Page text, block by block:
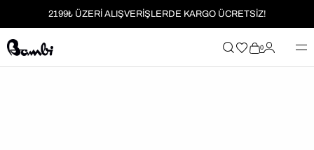
2199₺ ÜZERİ ALIŞVERİŞLERDE KARGO ÜCRETSİZ!
MOBİL UYGULAMAYA ÖZEL İLK ALIŞVERİŞİNİZE %5 İNDİRİM
0